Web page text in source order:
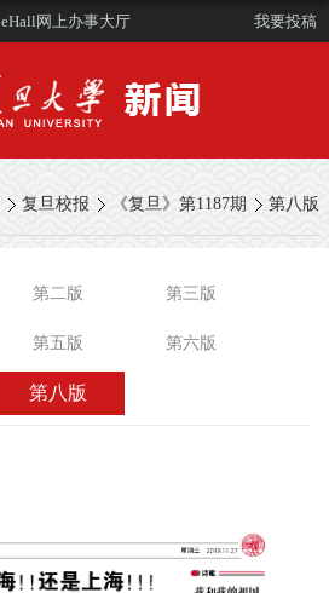
eHall网上办事大厅 我要投稿
复旦校报 《复旦》第1187期 第八版
第二版 第三版
第五版 第六版
第八版